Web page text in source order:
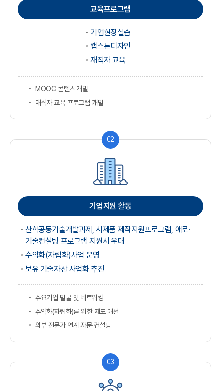
교육프로그램
기업현장실습
캡스톤디자인
재직자 교육
MOOC 콘텐츠 개발
재직자 교육 프로그램 개발
02
기업지원 활동
산학공동기술개발과제, 시제품 제작지원프로그램, 애로·
기술컨설팅 프로그램 지원시 우대
수익화(자립화)사업 운영
보유 기술자산 사업화 추진
수요기업 발굴 및 네트워킹
수익화(자립화)를 위한 제도 개선
외부 전문가 연계 자문·컨설팅
03